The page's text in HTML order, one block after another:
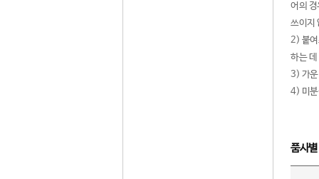
어의
쓰이지
2) 붙여
하는
3) 가운
4) 미분
품사